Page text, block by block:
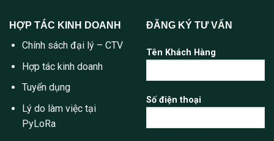
HỢP TÁC KINH DOANH
Chính sách đại lý – CTV
Hợp tác kinh doanh
Tuyển dụng
Lý do làm việc tại
PyLoRa
ĐĂNG KÝ TƯ VẤN
Tên Khách Hàng
Số điện thoại